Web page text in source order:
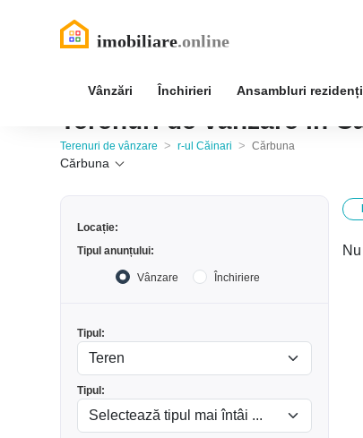
Vânzări Închirieri Ansambluri
Terenuri de vânzare în
Terenuri de vânzare > r-ul Căinari > Cărbuna
Cărbuna
Locație:
Tipul anunțului:
Vânzare Închiriere
Tipul:
Tipul: